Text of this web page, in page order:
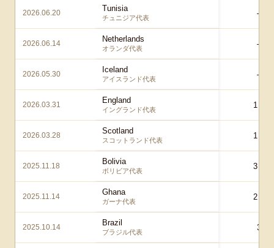
2026.06.20 Tunisia
チュニジア代表 – – –
2026.06.14 Netherlands
オランダ代表 – – –
2026.05.30 Iceland
アイスランド代表 – – –
2026.03.31 England
イングランド代表 1 – 0
2026.03.28 Scotland
スコットランド代表 1 – 0
2025.11.18 Bolivia
ボリビア代表 3 – 0
2025.11.14 Ghana
ガーナ代表 2 – 0
2025.10.14 Brazil
ブラジル代表 3 – 2